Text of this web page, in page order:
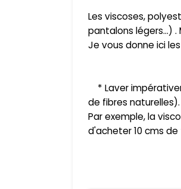
Les viscoses,
pantalons légers...)
Je vous donne ici
* Laver
de fibres naturelles).
Par exemple, la
d'acheter 10 cms